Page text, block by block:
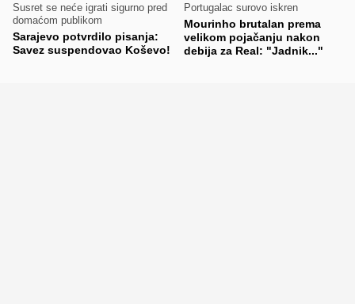
Susret se neće igrati sigurno pred
domaćom publikom
Sarajevo potvrdilo pisanja:
Savez suspendovao Koševo!
Portugalac surovo iskren
Mourinho brutalan prema
velikom pojačanju nakon
debija za Real: "Jadnik..."